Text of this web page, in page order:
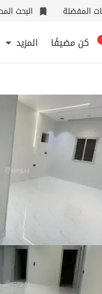
المفضلة البحث
كن مضيفًا المزيد